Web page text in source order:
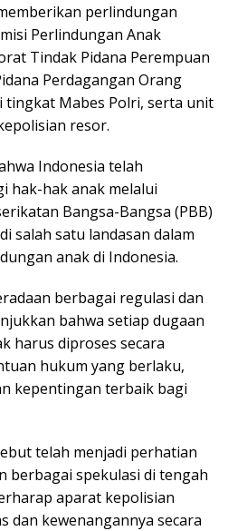
perlindungan
Perlindungan Anak
Tindak Pidana Perempuan
Perdagangan Orang
tingkat Mabes Polri, serta unit
resor.
Indonesia telah
hak-hak anak melalui
Bangsa-Bangsa (PBB)
salah satu landasan dalam
anak di Indonesia.
berbagai regulasi dan
bahwa setiap dugaan
harus diproses secara
hukum yang berlaku,
kepentingan terbaik bagi
telah menjadi perhatian
berbagai spekulasi di tengah
aparat kepolisian
dan kewenangannya secara